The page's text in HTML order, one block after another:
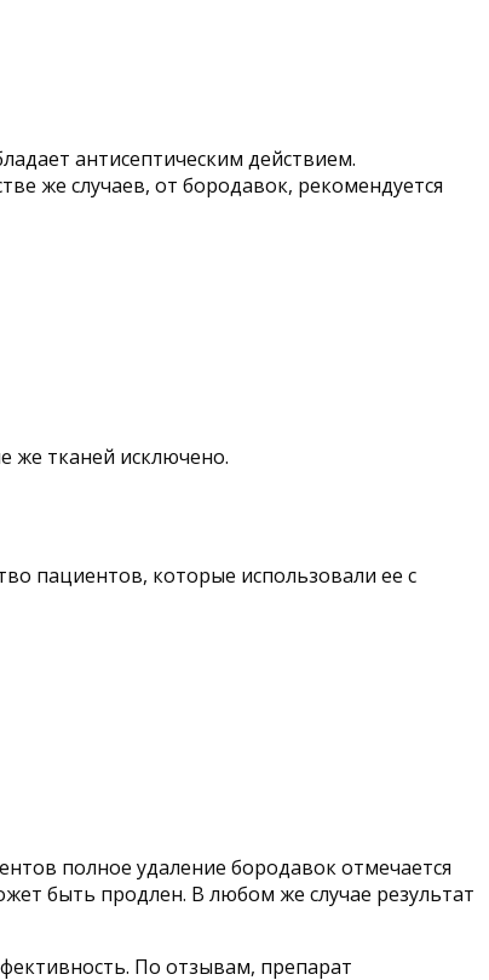
антисептическим действием.
же случаев, от бородавок, рекомендуется
же тканей исключено.
пациентов, которые использовали ее с
полное удаление бородавок отмечается
быть продлен. В любом же случае результат
По отзывам, препарат